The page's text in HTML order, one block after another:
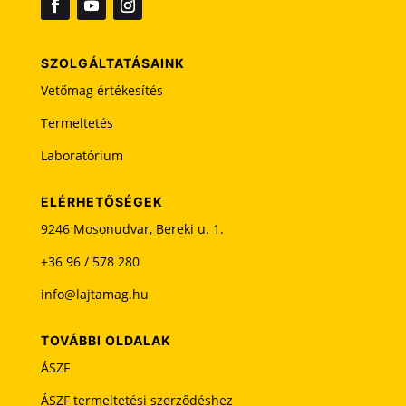
e
e
n
e
l
h
g
n
SZOLGÁLTATÁSAINK
Vetőmag értékesítés
Termeltetés
Laboratórium
ELÉRHETŐSÉGEK
9246 Mosonudvar, Bereki u. 1.
+36 96 / 578 280
info@lajtamag.hu
TOVÁBBI OLDALAK
ÁSZF
ÁSZF termeltetési szerződéshez